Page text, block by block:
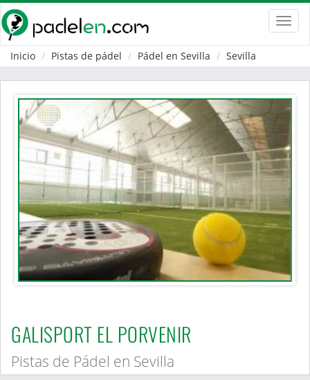
Inicio
Pistas de pádel Pádel en Sevilla Sevilla
GALISPORT EL PORVENIR
Pistas de Pádel en Sevilla